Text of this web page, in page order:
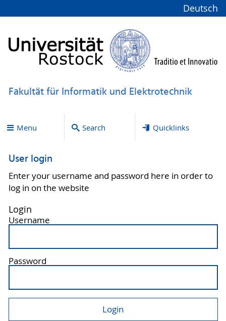
Deutsch
Fakultät für Informatik und Elektrotechnik
Menu Search Quicklinks
User login
Enter your username and password here in order to
log in on the website
Login
Username
Password